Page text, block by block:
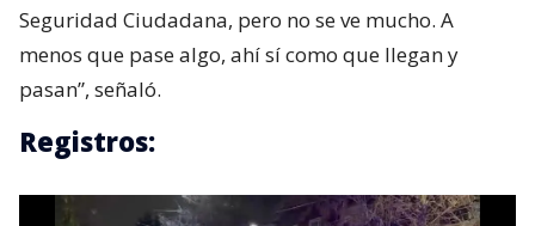
Seguridad Ciudadana, pero no se ve mucho. A
menos que pase algo, ahí sí como que llegan y
pasan”, señaló.
Registros: